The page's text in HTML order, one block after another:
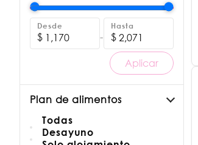
Desde
$ -
Hasta
$
Aplicar
Plan de alimentos
Todas
Desayuno